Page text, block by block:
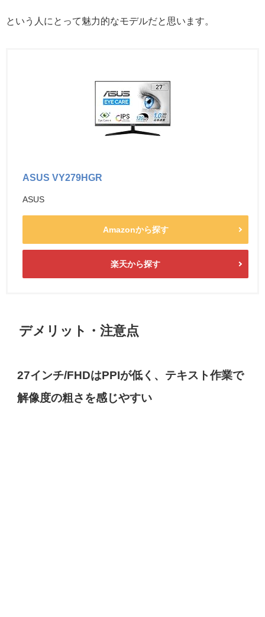
という人にとって魅力的なモデルだと思います。
ASUS VY279HGR
ASUS
Amazonから探す
楽天から探す
デメリット・注意点
27インチ/FHDはPPIが低く、テキスト作業で
解像度の粗さを感じやすい